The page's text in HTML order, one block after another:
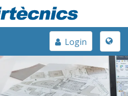
Toggle
Login